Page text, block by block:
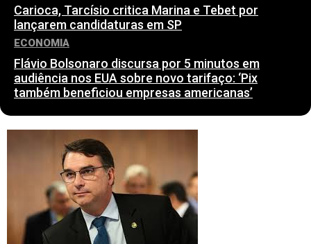
Carioca, Tarcísio critica Marina e Tebet por
lançarem candidaturas em SP
ECONOMIA
Flávio Bolsonaro discursa por 5 minutos em
audiência nos EUA sobre novo tarifaço: ‘Pix
também beneficiou empresas americanas’